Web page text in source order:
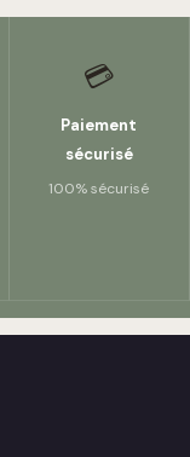
💳
Paiement
sécurisé
100% sécurisé